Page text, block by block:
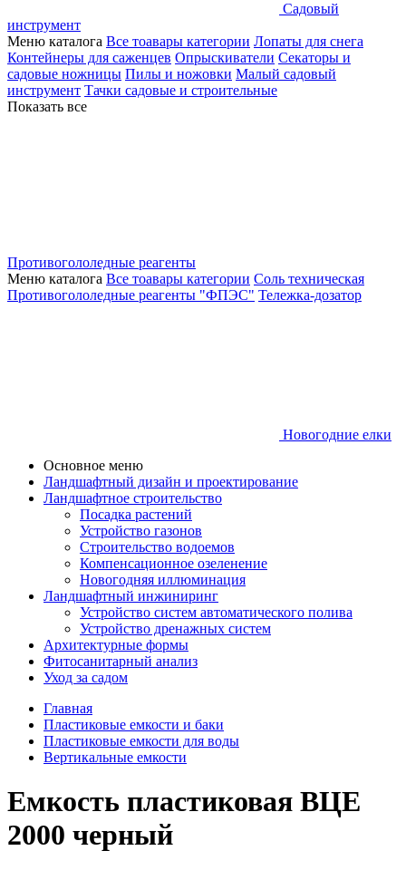
Садовый
инструмент
Меню каталога Все тоавары категории Лопаты для снега
Контейнеры для саженцев Опрыскиватели Секаторы и
садовые ножницы Пилы и ножовки Малый садовый
инструмент Тачки садовые и строительные
Показать все
Противогололедные реагенты
Меню каталога Все тоавары категории Соль техническая
Противогололедные реагенты "ФПЭС" Тележка-дозатор
Новогодние елки
Основное меню
Ландшафтный дизайн и проектирование
Ландшафтное строительство
Посадка растений
Устройство газонов
Строительство водоемов
Компенсационное озеленение
Новогодняя иллюминация
Ландшафтный инжиниринг
Устройство систем автоматического полива
Устройство дренажных систем
Aрхитектурные формы
Фитосанитарный анализ
Уход за садом
Главная
Пластиковые емкости и баки
Пластиковые емкости для воды
Вертикальные емкости
Емкость пластиковая ВЦЕ
2000 черный